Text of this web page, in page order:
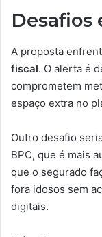
Desafios
A proposta
fiscal. O alerta é
comprometem
espaço extra no
Outro desafio
BPC, que é mais
que o segurado
fora idosos sem
digitais.